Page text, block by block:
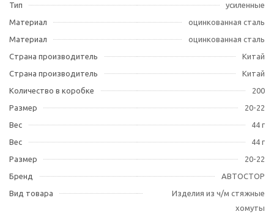
Тип
усиленные
Материал
оцинкованная сталь
Материал
оцинкованная сталь
Страна производитель
Китай
Страна производитель
Китай
Количество в коробке
200
Размер
20-22
Вес
44 г
Вес
44 г
Размер
20-22
Бренд
АВТОСТОР
Вид товара
Изделия из ч/м стяжные
хомуты